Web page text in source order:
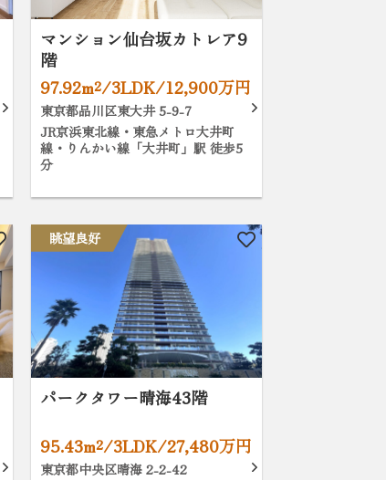
マンション仙台坂カトレア9
階
97.92m²/3LDK/12,900万円
東京都品川区東大井 5-9-7
JR京浜東北線・東急メトロ大井町
線・りんかい線「大井町」駅 徒歩5
分
眺望良好
パークタワー晴海43階
95.43m²/3LDK/27,480万円
東京都中央区晴海 2-2-42